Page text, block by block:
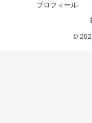
プロフィール
©